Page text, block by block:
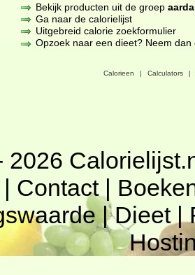
Bekijk producten uit de groep
Ga naar de calorielijst
Uitgebreid calorie zoekformulier
Opzoek naar een dieet? Neem
Calorieen | Calculators |
2026
| Contact|
|Dieet|